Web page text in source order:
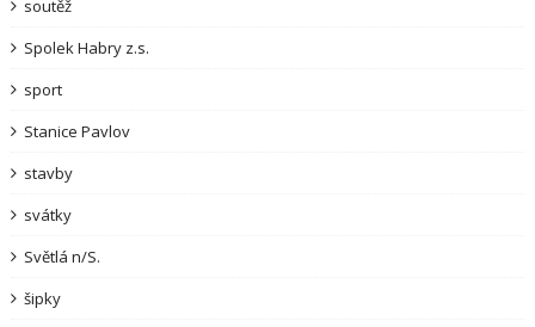
soutěž
Spolek Habry z.s.
sport
Stanice Pavlov
stavby
svátky
Světlá n/S.
šipky